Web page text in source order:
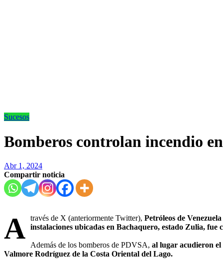
Sucesos
Bomberos controlan incendio
Abr 1, 2024
Compartir noticia
A través de X (anteriormente Twitter), Petróleos de
instalaciones ubicadas en Bachaquero, estado Zulia, fue
Además de los bomberos de PDVSA, al lugar acudieron el
Valmore Rodríguez de la Costa Oriental del Lago.